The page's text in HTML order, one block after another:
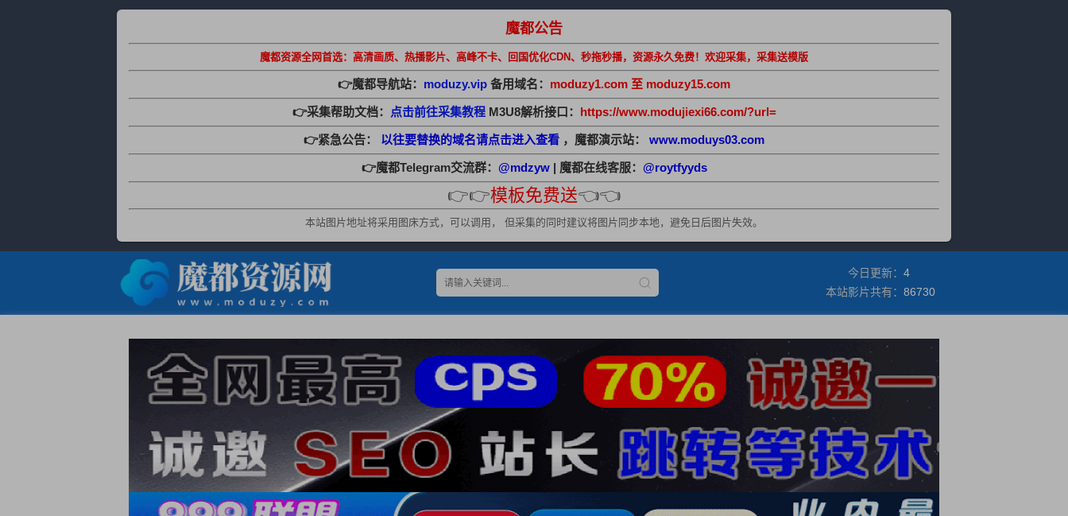
魔都公告
魔都资源全网首选：高清画质、热播影片、高峰不卡、回国优化CDN、秒拖秒播，资源永久免费！欢迎采集，采集送模版
👉魔都导航站： moduzy.vip 备用域名： moduzy1.com 至 moduzy15.com
👉采集帮助文档： 点击前往采集教程M3U8解析接口： https://www.modujiexi66.com/?url=
👉紧急公告： 以往要替换的域名请点击进入查看 ，魔都演示站： www.moduys03.com
👉魔都Telegram交流群： @mdzyw| 魔都在线客服： @roytfyyds
👉👉模板免费送👈👈
本站图片地址将采用图床方式，可以调用， 但采集的同时建议将图片同步本地，避免日后图片失效。
今日更新： 4
本站影片共有： 86730